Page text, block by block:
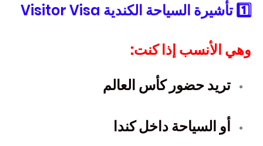
1️⃣ تأشيرة السياحة الكندية Visitor Visa
وهي الأنسب إذا كنت:
تريد حضور كأس العالم
أو السياحة داخل كندا